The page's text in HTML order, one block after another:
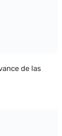
de las